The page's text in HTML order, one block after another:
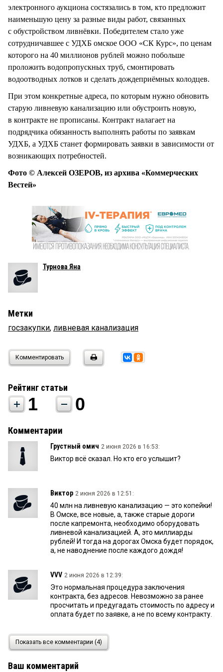
электронного аукциона состязались в том, кто предложит
наименьшую цену за разные виды работ, связанных
с обустройством ливнёвки. Победителем стало уже
сотрудничавшее с УДХБ омское ООО «СК Курс», по ценам
которого на 40 миллионов рублей можно побольше
проложить водопропускных труб, смонтировать
водоотводных лотков и сделать дождеприёмных колодцев.
При этом конкретные адреса, по которым нужно обновить
старую ливневую канализацию или обустроить новую,
в контракте не прописаны. Контракт налагает на
подрядчика обязанность выполнять работы по заявкам
УДХБ, а УДХБ станет формировать заявки в зависимости от
возникающих потребностей.
Фото © Алексей ОЗЕРОВ, из архива «Коммерческих
Вестей»
Турнова Яна
Метки
госзакупки, ливневая канализация
Комментировать
Рейтинг статьи
1 0
Комментарии
Грустный омич 2 июня 2026 в 16:53:
Виктор всё сказал. Но кто его услышит?
Виктор 2 июня 2026 в 12:51:
40 млн на ливневую канализацию — это копейки!
В Омске, все новые, а, также старые дороги
после капремонта, необходимо оборудовать
ливневой канализацией. А, это миллиарды
рублей! И тогда на дорогах Омска будет порядок,
а, не наводнение после каждого дождя!
VVV 2 июня 2026 в 12:39:
Это нормальная процедура заключения
контракта, без адресов. Невозможно за ранее
просчитать и предугадать стоимость по адресу и
оплата будет по заявке, а не по всему контракту.
2 июня 2026 в 11:40:
И действительно, для чего указывать адреса
Показать все комментарии (4)
Ваш комментарий